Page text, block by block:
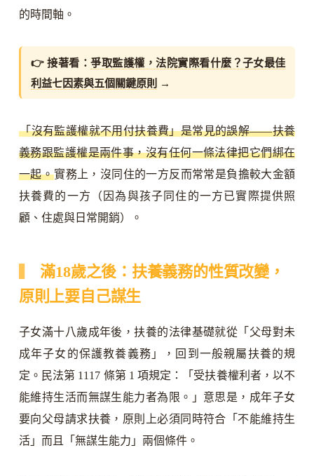
的時間軸。
👉 接著看：爭取監護權，法院實際看什麼？子女最佳
利益七因素與五個關鍵原則
→
「沒有監護權就不用付扶養費」是常見的誤解——扶養
義務跟監護權是兩件事，沒有任何一條法律把它們綁在
一起。實務上，沒同住的一方反而常常是負擔較大金額
扶養費的一方（因為與孩子同住的一方已實際提供照
顧、住處與日常開銷）。
滿18歲之後：扶養義務的性質改變，
原則上要自己謀生
子女滿十八歲成年後，扶養的法律基礎就從「父母對未
成年子女的保護教養義務」，回到一般親屬扶養的規
定。民法第 1117 條第 1 項規定：「受扶養權利者，以不
能維持生活而無謀生能力者為限。」意思是，成年子女
要向父母請求扶養，原則上必須同時符合「不能維持生
活」而且「無謀生能力」兩個條件。